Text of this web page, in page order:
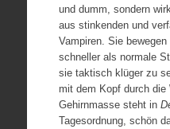
und dumm, sondern
aus stinkenden und
Vampiren. Sie
schneller als normale
sie taktisch klüger zu
mit dem Kopf durch
Gehirnmasse steht in
Tagesordnung, schön